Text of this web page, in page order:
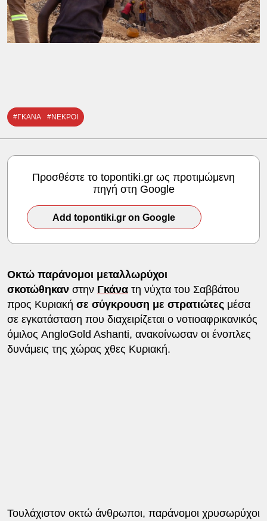
#ΓΚΑΝΑ #ΝΕΚΡΟΙ
Προσθέστε το topontiki.gr ως προτιμώμενη
πηγή στη Google
Add topontiki.gr on Google
Οκτώ παράνομοι μεταλλωρύχοι
σκοτώθηκανστην Γκάνατη νύχτα του Σαββάτου
προς Κυριακή σε σύγκρουση με στρατιώτεςμέσα
σε εγκατάσταση που διαχειρίζεται ο νοτιοαφρικανικός
όμιλος AngloGold Ashanti, ανακοίνωσαν οι ένοπλες
δυνάμεις της χώρας χθες Κυριακή.
Τουλάχιστον οκτώ άνθρωποι, παράνομοι χρυσωρύχοι